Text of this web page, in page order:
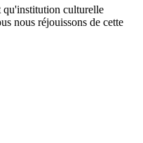
qu'institution culturelle
nous réjouissons de cette